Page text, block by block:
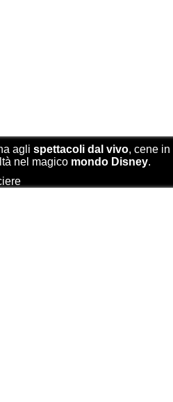
agli spettacoli dal vivo, cene
nel magico mondo Disney.